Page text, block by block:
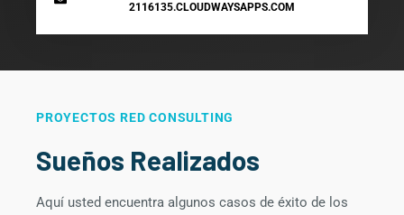
2116135.CLOUDWAYSAPPS.COM
PROYECTOS RED CONSULTING​
Sueños Realizados​
Aquí usted encuentra algunos casos de éxito de los